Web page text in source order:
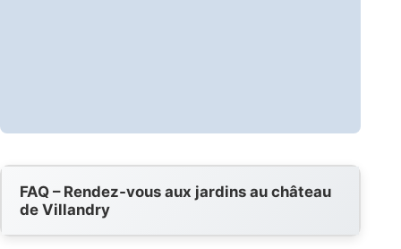
FAQ – Rendez‑vous aux jardins au château
de Villandry